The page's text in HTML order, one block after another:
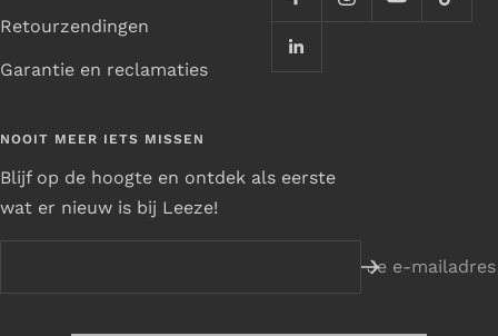
Retourzendingen
Garantie en reclamaties
NOOIT MEER IETS MISSEN
Blijf op de hoogte en ontdek als eerste
wat er nieuw is bij Leeze!
Je e-mailadres